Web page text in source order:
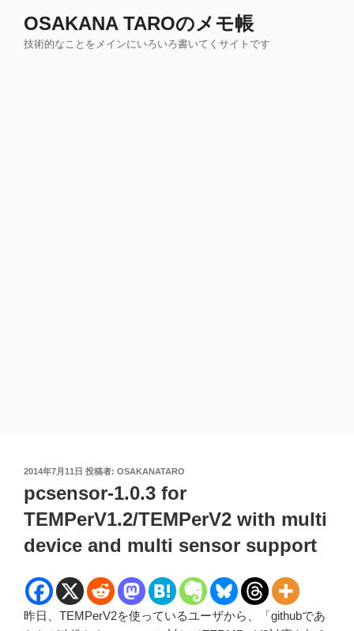
OSAKANA TAROのメモ帳
技術的なことをメインにいろいろ書いてくサイトです
投
日:
2014年7月11日 投稿者: OSAKANATARO
pcsensor-1.0.3 for
TEMPerV1.2/TEMPerV2 with multi
device and multi sensor support
昨日、TEMPerV2を使っているユーザから、「githubであ